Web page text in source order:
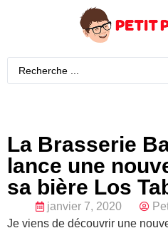
La Brasserie
lance une
sa bière Los
janvier 7, 2020
Je viens de découvrir une